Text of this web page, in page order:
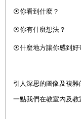
第三章｜思考歷程介
檢視思考歷程的三種方
第四章｜介紹及探索
⦿你看到什麼？
⦿你有什麼想法？
⦿什麼地方讓你感到好
引人深思的圖像及複
一點我們在教室內及
細觀察」的能力時，